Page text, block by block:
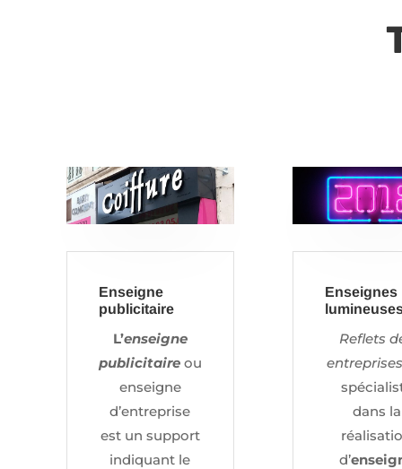
Enseigne
publicitaire
L’enseigne
publicitaireou
enseigne
d’entreprise
est un support
indiquant le
Enseignes
Reflets
entreprises
dans la
d’